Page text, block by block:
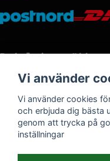
Betalningssätt
Vi använder
Vi använder cookies
och erbjuda dig bästa
genom att trycka på
inställningar